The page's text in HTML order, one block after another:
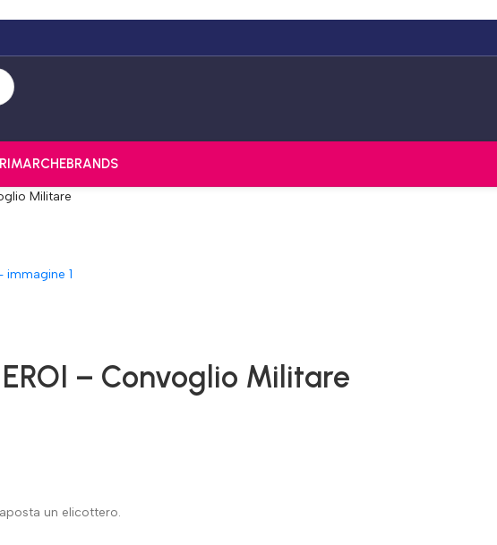
MARCHEBRANDS
Militare
EROI – Convoglio Militare
un elicottero.